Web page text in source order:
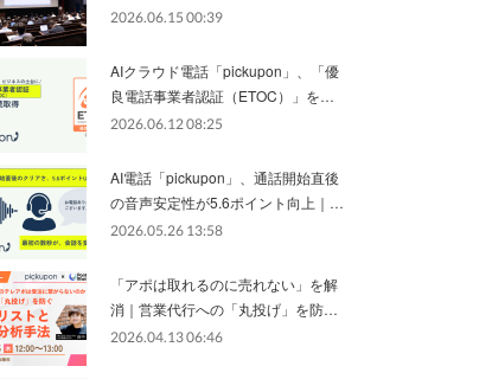
2026.06.15 00:39
AIクラウド電話「pickupon」、「優
良電話事業者認証（ETOC）」を…
2026.06.12 08:25
AI電話「pickupon」、通話開始直後
の音声安定性が5.6ポイント向上｜…
2026.05.26 13:58
「アポは取れるのに売れない」を解
消｜営業代行への「丸投げ」を防…
2026.04.13 06:46